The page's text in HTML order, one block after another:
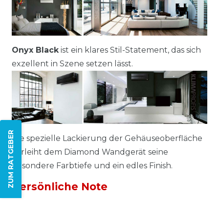
ZUM RATGEBER
Onyx Black ist ein klares Stil-Statement, das sich
exzellent in Szene setzen lässt.
Die spezielle Lackierung der Gehäuseoberfläche
verleiht dem Diamond Wandgerät seine
besondere Farbtiefe und ein edles Finish.
Persönliche Note